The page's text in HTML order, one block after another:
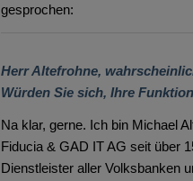
gesprochen:
Herr Altefrohne,
Würden Sie sich, Ihre
Na klar, gerne. Ich bin Michael
Fiducia & GAD IT AG seit über
Dienstleister aller Volksbanken